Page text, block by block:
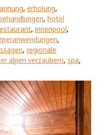
, erholung,
, hotel
, innenpool,
,
, regionale
alpen verzaubern, spa,